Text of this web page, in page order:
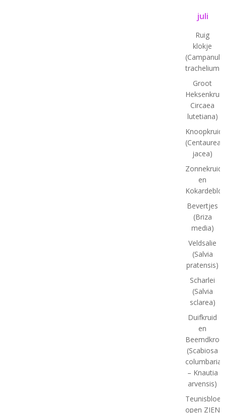
juli
Ruig
klokje
(Campanula
trachelium)
Groot
Heksenkruid
Circaea
lutetiana)
Knoopkruid
(Centaurea
jacea)
Zonnekruid
en
Bevertjes
(Briza
media)
Veldsalie
(Salvia
pratensis)
Scharlei
(Salvia
sclarea)
Duifkruid
en
(Scabiosa
columbaria
– Knautia
arvensis)
open ZIEN